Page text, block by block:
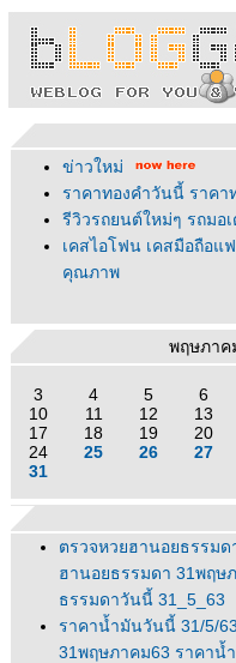
ข่าวใหม่
ราคาทองคำวันนี้ ราคา
รีวิวรถยนต์ใหม่ๆ รถมอ
เคสไอโฟน เคสมือถือแ
คุณภาพ
พฤษภาค
3
4 5 6
10
11 12 13
17
18 19 20
24
25 26 27
31
ตรวจหวยฮานอยธรรม
ฮานอยธรรมดา 31พฤ
ธรรมดาวันนี้ 31_5_63
ราคาน้ำมันวันนี้ 31/5/
31พฤษภาคม63 ราคาน้